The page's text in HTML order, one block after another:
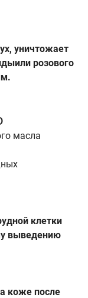
уничтожает
розового
масла
клетки
выведению
коже после